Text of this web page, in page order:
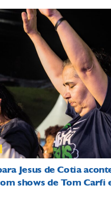
Jesus de Cotia
shows de Tom Carfi